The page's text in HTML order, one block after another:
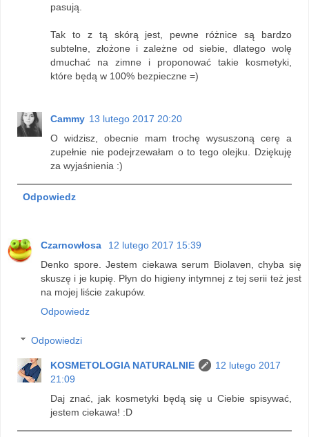
pasują.
Tak to z tą skórą jest, pewne różnice są bardzo
subtelne, złożone i zależne od siebie, dlatego wolę
dmuchać na zimne i proponować takie kosmetyki,
które będą w 100% bezpieczne =)
Cammy 13 lutego 2017 20:20
O widzisz, obecnie mam trochę wysuszoną cerę a
zupełnie nie podejrzewałam o to tego olejku. Dziękuję
za wyjaśnienia :)
Odpowiedz
Czarnowłosa
12 lutego 2017 15:39
Denko spore. Jestem ciekawa serum Biolaven, chyba się
skuszę i je kupię. Płyn do higieny intymnej z tej serii też jest
na mojej liście zakupów.
Odpowiedz
Odpowiedzi
KOSMETOLOGIA NATURALNIE
12 lutego 2017
21:09
Daj znać, jak kosmetyki będą się u Ciebie spisywać,
jestem ciekawa! :D